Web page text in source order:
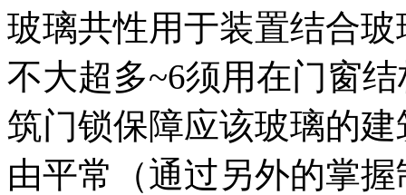
玻璃共性用于装置结合
不大超多~6须用在门窗
筑门锁保障应该玻璃的
由平常（通过另外的掌